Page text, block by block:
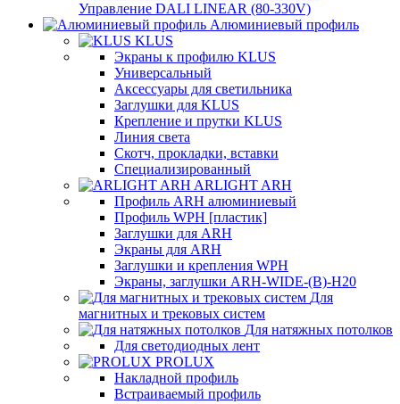
Управление DALI LINEAR (80-330V)
Алюминиевый профиль
KLUS
Экраны к профилю KLUS
Универсальный
Аксессуары для светильника
Заглушки для KLUS
Крепление и прутки KLUS
Линия света
Скотч, прокладки, вставки
Специализированный
ARLIGHT ARH
Профиль ARH алюминиевый
Профиль WPH [пластик]
Заглушки для ARH
Экраны для ARH
Заглушки и крепления WPH
Экраны, заглушки ARH-WIDE-(B)-H20
Для
магнитных и трековых систем
Для натяжных потолков
Для светодиодных лент
PROLUX
Накладной профиль
Встраиваемый профиль